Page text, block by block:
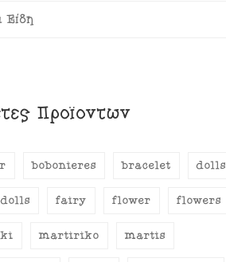
Είδη
Προϊόντων
bobonieres bracelet dolls
fairy flower flowers
martiriko martis